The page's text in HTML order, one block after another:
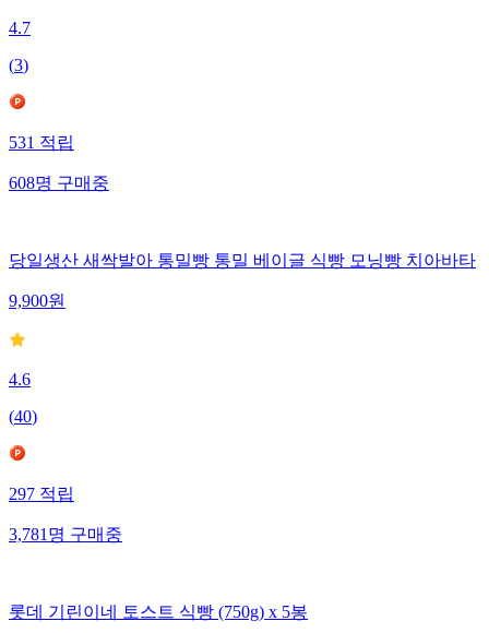
4.7
(3)
531적립
608명구매중
당일생산 새싹발아 통밀빵 통밀 베이글 식빵 모닝빵 치아바타
9,900원
4.6
(40)
297적립
3,781명구매중
롯데 기린이네 토스트 식빵 (750g) x 5봉